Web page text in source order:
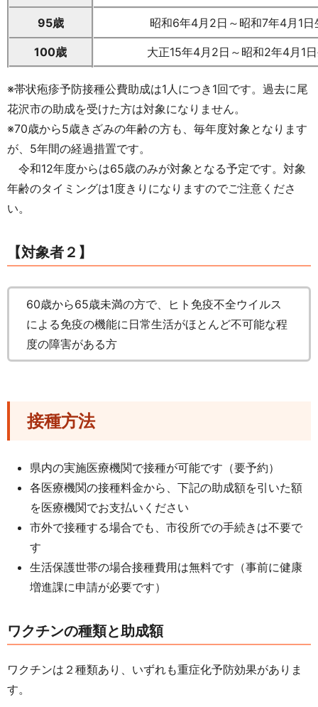
95歳 昭和6年4月2日～昭和7年4月1日
100歳 大正15年4月2日～昭和2年4月1
※帯状疱疹予防接種公費助成は1人につき1回です。過去に尾
花沢市の助成を受けた方は対象になりません。
※70歳から5歳きざみの年齢の方も、毎年度対象となります
が、5年間の経過措置です。
令和12年度からは65歳のみが対象となる予定です。対象
年齢のタイミングは1度きりになりますのでご注意くださ
い。
【対象者２】
60歳から65歳未満の方で、ヒト免疫不全ウイルス
による免疫の機能に日常生活がほとんど不可能な程
度の障害がある方
接種方法
県内の実施医療機関で接種が可能です（要予約）
各医療機関の接種料金から、下記の助成額を引いた額
を医療機関でお支払いください
市外で接種する場合でも、市役所での手続きは不要で
す
生活保護世帯の場合接種費用は無料です（事前に健康
増進課に申請が必要です）
ワクチンの種類と助成額
ワクチンは２種類あり、いずれも重症化予防効果がありま
す。